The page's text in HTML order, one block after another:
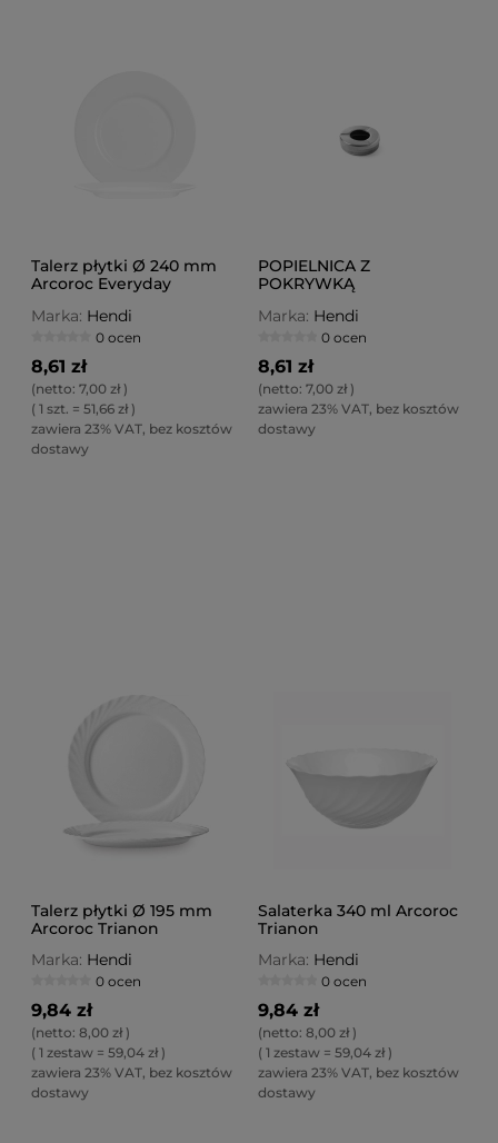
Talerz płytki Ø 240 mm
Arcoroc Everyday
Marka: Hendi
0 ocen
8,61 zł
(netto: 7,00 zł)
( 1 szt. = 51,66 zł )
zawiera 23% VAT, bez kosztów
dostawy
POPIELNICA Z
POKRYWKĄ
Marka: Hendi
0 ocen
8,61 zł
(netto: 7,00 zł)
zawiera 23% VAT, bez kosztów
dostawy
Talerz płytki Ø 195 mm
Arcoroc Trianon
Marka: Hendi
0 ocen
9,84 zł
(netto: 8,00 zł)
( 1 zestaw = 59,04 zł )
zawiera 23% VAT, bez kosztów
dostawy
Salaterka 340 ml Arcoroc
Trianon
Marka: Hendi
0 ocen
9,84 zł
(netto: 8,00 zł)
( 1 zestaw = 59,04 zł )
zawiera 23% VAT, bez kosztów
dostawy